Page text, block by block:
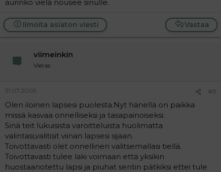
aurinko vielä nousee sinulle.
Vastaa
Ilmoita asiaton viesti
viimeinkin
Vieras
31.07.2005 #11
Olen iloinen lapsesi puolesta.Nyt hänellä on paikka
missä kasvaa onnelliseksi ja tasapainoiseksi.
Sinä teit lukuisista varoitteluista huolimatta
valintasi,valitisit viinan lapsesi sijaan.
Toivottavasti olet onnellinen valitsemallasi tiellä.
Toivottavasti tulee laki voimaan että yksikin
huostaanotettu lapsi ja piuhat sentin pätkiksi ettei tule